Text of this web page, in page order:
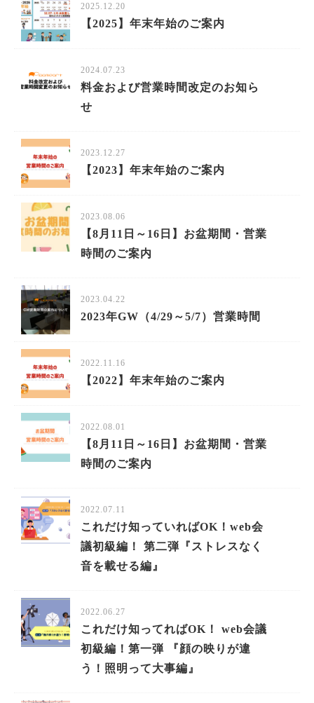
の
2025.12.20
【2025】年末年始のご案内
2024.07.23
料金および営業時間改定のお知ら
せ
2023.12.27
【2023】年末年始のご案内
2023.08.06
【8月11日～16日】お盆期間・営業
時間のご案内
2023.04.22
2023年GW（4/29～5/7）営業時間
2022.11.16
【2022】年末年始のご案内
2022.08.01
【8月11日～16日】お盆期間・営業
時間のご案内
2022.07.11
これだけ知っていればOK！web会
議初級編！ 第二弾『ストレスなく
音を載せる編』
2022.06.27
これだけ知ってればOK！ web会議
初級編！第一弾 『顔の映りが違
う！照明って大事編』